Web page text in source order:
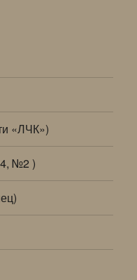
«ЛЧК»)
№2 )